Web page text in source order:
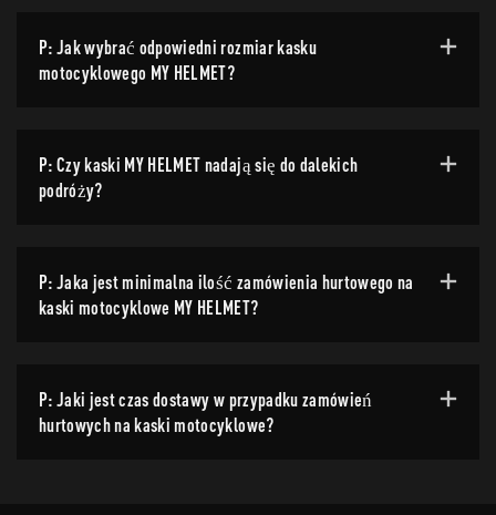
P: Jak wybrać odpowiedni rozmiar kasku
motocyklowego MY HELMET?
P: Czy kaski MY HELMET nadają się do dalekich
podróży?
P: Jaka jest minimalna ilość zamówienia hurtowego na
kaski motocyklowe MY HELMET?
P: Jaki jest czas dostawy w przypadku zamówień
hurtowych na kaski motocyklowe?